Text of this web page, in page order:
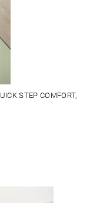
STEP COMFORT,